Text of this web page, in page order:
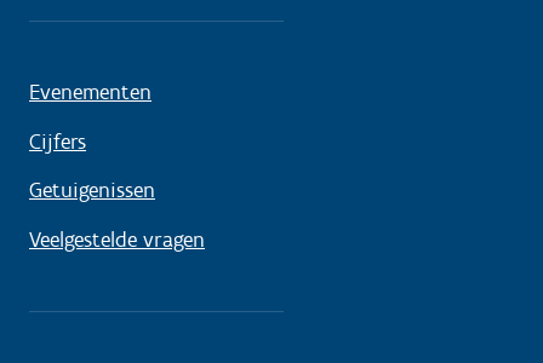
Evenementen
Cijfers
Getuigenissen
Veelgestelde vragen